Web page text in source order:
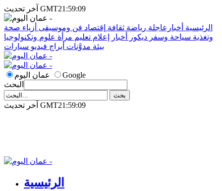
آخر تحديث GMT21:59:09
الرئيسية أخبارعاجلة رياضة ثقافة إقتصاد فن وموسيقى أزياء صحة
وتغذية سياحة وسفر ديكور أخبار إعلام تعليم مرأة علوم وتكنولوجيا
بيئة مدوَّنات أبراج فيديو سيارات
عمان اليوم
Google
البحث
آخر تحديث GMT21:59:09
الرئيسية